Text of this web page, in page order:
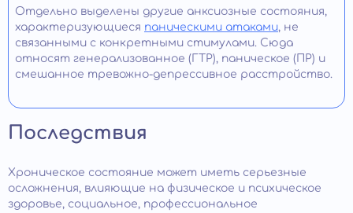
Отдельно выделены другие анксиозные состояния,
характеризующиеся паническими атаками, не
связанными с конкретными стимулами. Сюда
относят генерализованное (ГТР), паническое (ПР) и
смешанное тревожно-депрессивное расстройство.
Последствия
Хроническое состояние может иметь серьезные
осложнения, влияющие на физическое и психическое
здоровье, социальное, профессиональное